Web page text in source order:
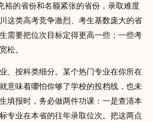
裕的省份和名额紧张的省份，录取难度
这类高考竞争激烈、考生基数庞大的省
需要把位次目标定得更高一些；一些考
松。
、按科类细分。某个热门专业在你所在
意味着哪怕你够了学校的投档线，也未
填报时，务必做两件功课：一是查清本
专业在本省的往年录取位次。把这两点